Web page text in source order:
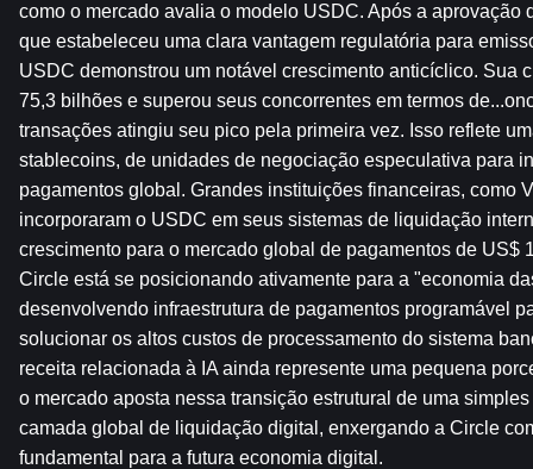
como o mercado avalia o modelo USDC. Após a aprovação
que estabeleceu uma clara vantagem regulatória para
USDC demonstrou um notável crescimento anticíclico. Sua
75,3 bilhões e superou seus concorrentes em termos
transações atingiu seu pico pela primeira vez. Isso reflete
stablecoins, de unidades de negociação especulativa para
pagamentos global. Grandes instituições financeiras, como
incorporaram o USDC em seus sistemas de liquidação
crescimento para o mercado global de pagamentos de US$
Circle está se posicionando ativamente para a "economia
desenvolvendo infraestrutura de pagamentos programável
solucionar os altos custos de processamento do sistema
receita relacionada à IA ainda represente uma pequena
o mercado aposta nessa transição estrutural de uma
camada global de liquidação digital, enxergando a Circle
fundamental para a futura economia digital.